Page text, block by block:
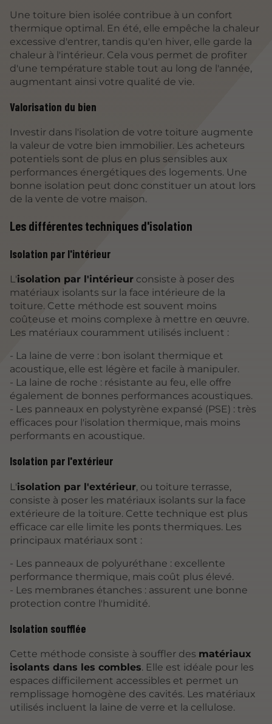
Une toiture bien isolée contribue à un confort
thermique optimal. En été, elle empêche la chaleur
excessive d'entrer, tandis qu'en hiver, elle garde la
chaleur à l'intérieur. Cela vous permet de profiter
d'une température stable tout au long de l'année,
augmentant ainsi votre qualité de vie.
Valorisation du bien
Investir dans l'isolation de votre toiture augmente
la valeur de votre bien immobilier. Les acheteurs
potentiels sont de plus en plus sensibles aux
performances énergétiques des logements. Une
bonne isolation peut donc constituer un atout lors
de la vente de votre maison.
Les différentes techniques d'isolation
Isolation par l'intérieur
L'isolation par l'intérieur consiste à poser des
matériaux isolants sur la face intérieure de la
toiture. Cette méthode est souvent moins
coûteuse et moins complexe à mettre en œuvre.
Les matériaux couramment utilisés incluent :
- La laine de verre : bon isolant thermique et
acoustique, elle est légère et facile à manipuler.
- La laine de roche : résistante au feu, elle offre
également de bonnes performances acoustiques.
- Les panneaux en polystyrène expansé (PSE) : très
efficaces pour l'isolation thermique, mais moins
performants en acoustique.
Isolation par l'extérieur
L'isolation par l'extérieur, ou toiture terrasse,
consiste à poser les matériaux isolants sur la face
extérieure de la toiture. Cette technique est plus
efficace car elle limite les ponts thermiques. Les
principaux matériaux sont :
- Les panneaux de polyuréthane : excellente
performance thermique, mais coût plus élevé.
- Les membranes étanches : assurent une bonne
protection contre l'humidité.
Isolation soufflée
Cette méthode consiste à souffler des matériaux
isolants dans les combles. Elle est idéale pour les
espaces difficilement accessibles et permet un
remplissage homogène des cavités. Les matériaux
utilisés incluent la laine de verre et la cellulose.